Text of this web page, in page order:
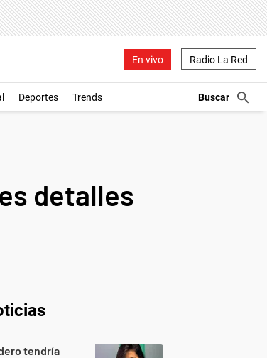
En vivo Radio La Red
Deportes Trends
detalles
tendría